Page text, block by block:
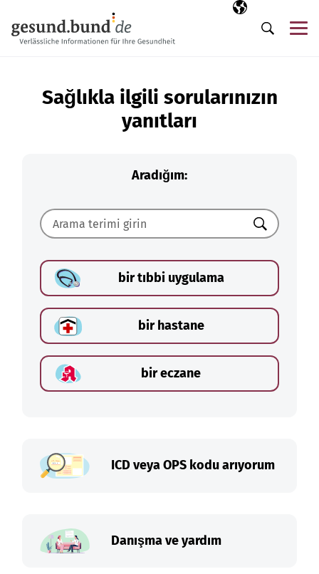
Seçili dil
TR
Arama
Sağlıkla ilgili sorularınızın
yanıtları
Aradığım:
Ara
bir tıbbi uygulama
bir hastane
bir eczane
ICD veya OPS kodu arıyorum
Danışma ve yardım